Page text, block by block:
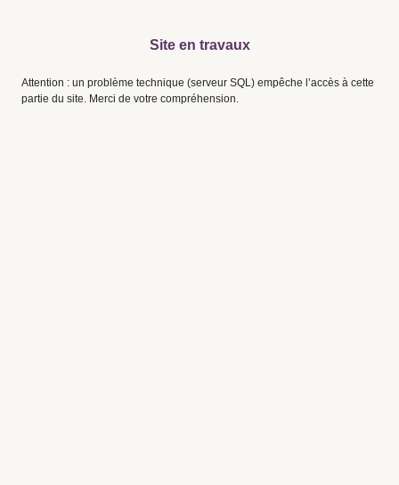
Site en travaux
Attention : un problème technique (serveur SQL) empêche l’accès à cette
partie du site. Merci de votre compréhension.